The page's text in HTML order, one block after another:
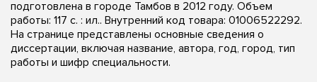
подготовлена в городе Тамбов в 2012 году. Объем
работы: 117 с. : ил.. Внутренний код товара: 01006522292.
На странице представлены основные сведения о
диссертации, включая название, автора, год, город, тип
работы и шифр специальности.